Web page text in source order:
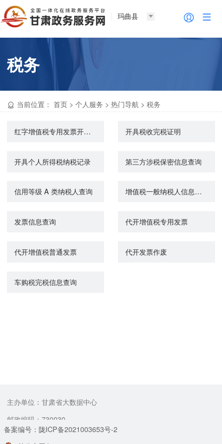
玛曲县
税务
当前位置： 首页 >个人服务 >热门导航 >税务
红字增值税专用发票开具申请 开具税收完税证明
开具个人所得税纳税记录 第三方涉税保密信息查询
信用等级 A 类纳税人查询 增值税一般纳税人信息查询
发票信息查询 代开增值税专用发票
代开增值税普通发票 代开发票作废
车购税完税信息查询
主办单位：甘肃省大数据中心
邮政编码：730030
备案编号：陇ICP备2021003653号-2